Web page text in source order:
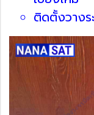
ติดตั้งวางร